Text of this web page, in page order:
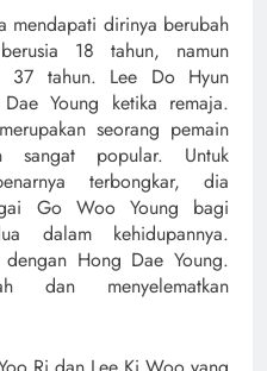
mendapati dirinya berubah
18 tahun, namun
37 tahun. Lee Do Hyun
Young ketika remaja.
seorang pemain
popular. Untuk
terbongkar, dia
Go Woo Young bagi
dalam kehidupannya.
Hong Dae Young.
dan menyelematkan